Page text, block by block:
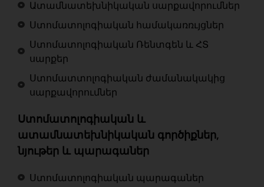
Ատամնատեխնիկական սարքավորումներ
Ստոմատոլոգիական համակառռւյցներ
Ստոմատոլոգիական Ռենտգեն և ՀՏ
սարքեր
Ստոմատտոլոգիական ժամանակակից
սարքավորումներ
Ստոմատոլոգիական և
ատամնատեխնիկական գործիքներ,
նյութեր և պարագաներ
Ստոմատոլոգիական պարագաներ